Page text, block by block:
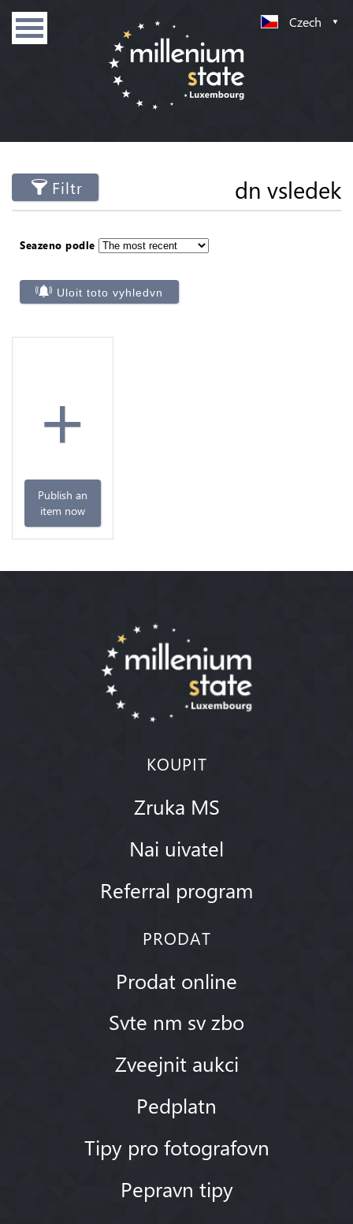
Czech
Filtr dn vsledek
Seazeno podle
Uloit toto vyhledvn
+
Publish an
item now
KOUPIT
Zruka MS
Nai uivatel
Referral program
PRODAT
Prodat online
Svte nm sv zbo
Zveejnit aukci
Pedplatn
Tipy pro fotografovn
Pepravn tipy